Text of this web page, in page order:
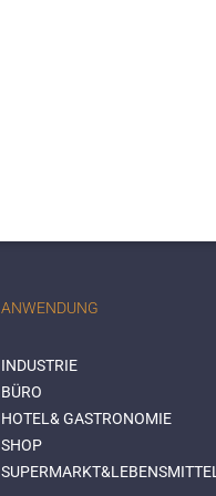
ANWENDUNG
INDUSTRIE
BÜRO
HOTEL& GASTRONOMIE
SHOP
SUPERMARKT&LEBENSMITTEL